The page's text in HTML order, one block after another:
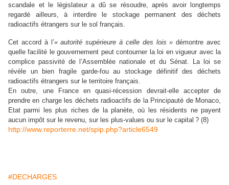
scandale et le législateur a dû se résoudre, après avoir longtemps
regardé ailleurs, à interdire le stockage permanent des déchets
radioactifs étrangers sur le sol français.
Cet accord à l’« autorité supérieure à celle des lois » démontre avec
quelle facilité le gouvernement peut contourner la loi en vigueur avec la
complice passivité de l’Assemblée nationale et du Sénat. La loi se
révèle un bien fragile garde-fou au stockage définitif des déchets
radioactifs étrangers sur le territoire français.
En outre, une
France en quasi-récession devrait-elle accepter de
prendre en charge les déchets radioactifs de la Principauté de Monaco,
Etat parmi les plus riches de la planète, où les résidents ne payent
aucun impôt sur le revenu, sur les plus-values ou sur le capital ? (8)
http://www.reporterre.net/spip.php?article6549
#DECHARGES